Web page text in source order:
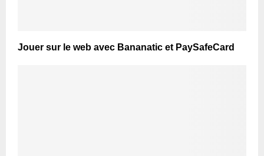
Jouer sur le web avec Bananatic et PaySafeCard